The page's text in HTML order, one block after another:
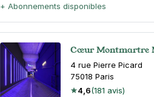
+ Abonnements disponibles
Cœur Montmartre
4 rue Pierre Picard
75018 Paris
4,6(181 avis)